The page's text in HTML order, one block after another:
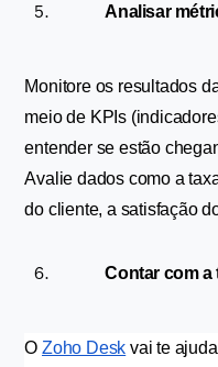
Analisar
Monitore os resultados
meio de KPIs
entender se estão
Avalie dados como a
do cliente, a satisfação
Contar com a
O Zoho Desk vai te